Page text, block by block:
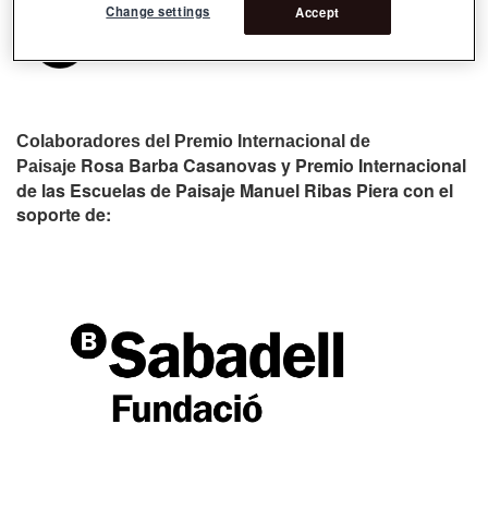
Colaboradores del Premio Internacional de
Paisaje Rosa Barba Casanovas y Premio Internacional
de las Escuelas de Paisaje Manuel Ribas Piera con el
soporte de:
Accept
Change settings